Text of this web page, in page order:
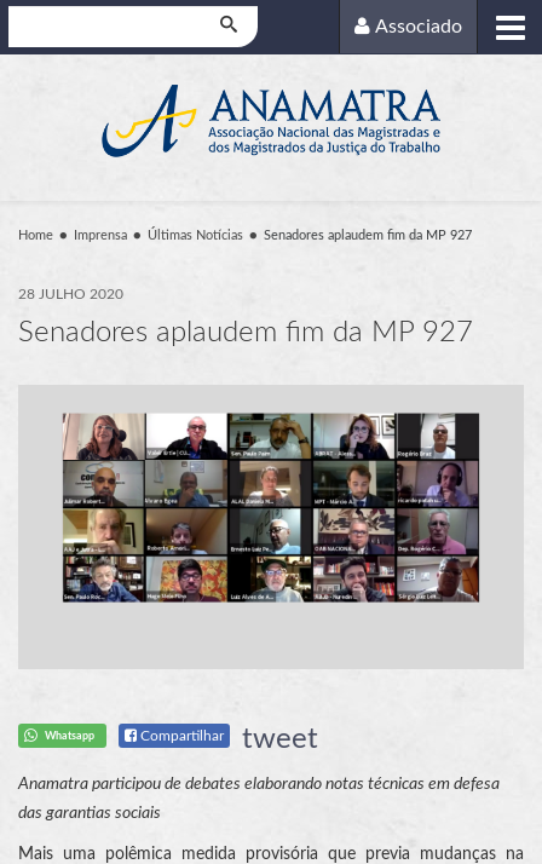
Associado
Home Imprensa Últimas Notícias Senadores aplaudem fim da MP 927
28 JULHO 2020
Senadores aplaudem fim da MP 927
Whatsapp Compartilhar tweet
Anamatra participou de debates elaborando notas técnicas em defesa
das garantias sociais
Mais uma polêmica medida provisória que previa mudanças na